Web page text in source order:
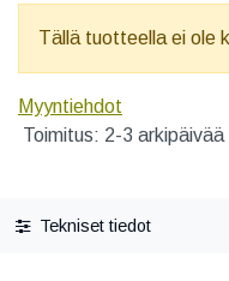
Tällä tuotteella ei ole
Myyntiehdot
Toimitus: 2-3 arkipäivää
Tekniset tiedot